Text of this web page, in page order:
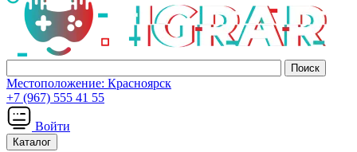
Местоположение: Красноярск
+7 (967) 555 41 55
Войти
Каталог